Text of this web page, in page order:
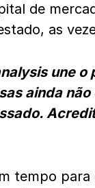
de
as
une o
ainda
tempo